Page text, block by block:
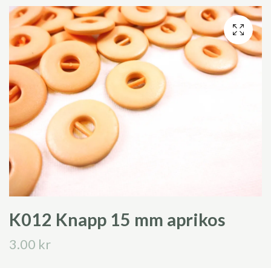
K012 Knapp 15 mm aprikos
3.00 kr